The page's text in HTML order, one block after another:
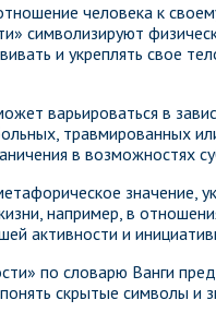
человека к
символизируют
и укреплять свое
варьироваться в
травмированных
в возможностях
значение,
например, в
активности и
по словарю Ванги
скрытые символы и